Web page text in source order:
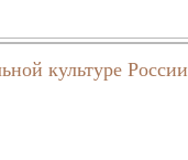
культуре России